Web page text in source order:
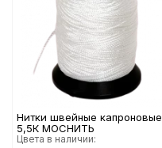
Нитки швейные капроновые
5,5К МОСНИТЬ
Цвета в наличии: